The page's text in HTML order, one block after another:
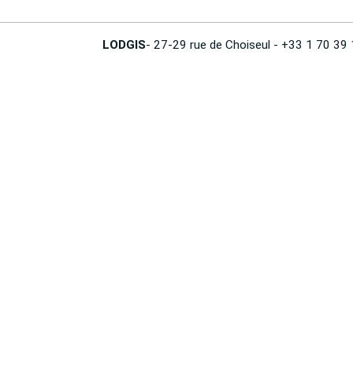
LODGIS- 27-29 rue de Choiseul - +33 1 70 39